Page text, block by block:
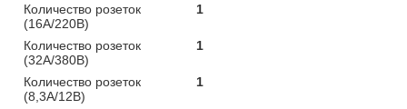
Количество розеток
(16А/220В)
1
Количество розеток
(32А/380В)
1
Количество розеток
(8,3А/12В)
1